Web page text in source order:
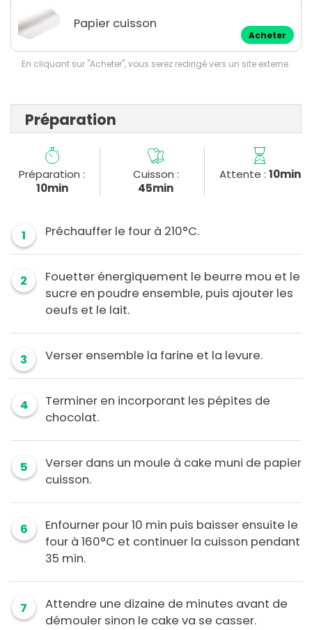
Papier cuisson
Acheter
En cliquant sur "Acheter", vous serez redirigé vers un site externe.
Préparation
Préparation :
10min
Cuisson :
45min
Attente : 10min
1 Préchauffer le four à 210°C.
2
Fouetter énergiquement le beurre mou et le
sucre en poudre ensemble, puis ajouter les
oeufs et le lait.
3 Verser ensemble la farine et la levure.
4
Terminer en incorporant les pépites de
chocolat.
5
Verser dans un moule à cake muni de papier
cuisson.
6
Enfourner pour 10 min puis baisser ensuite le
four à 160°C et continuer la cuisson pendant
35 min.
7
Attendre une dizaine de minutes avant de
démouler sinon le cake va se casser.